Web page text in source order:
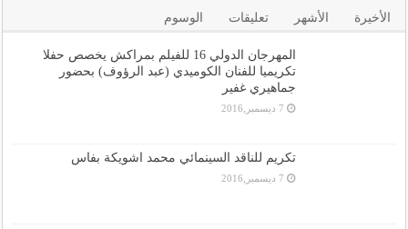
الأخيرة الأشهر تعليقات الوسوم
المهرجان الدولي 16 للفيلم بمراكش يخصص حفلا
تكريميا للفنان الكوميدي (عبد الرؤوف) بحضور
جماهيري غفير
7 ديسمبر,2016
تكريم للناقد السينمائي محمد اشويكة بفاس
7 ديسمبر,2016